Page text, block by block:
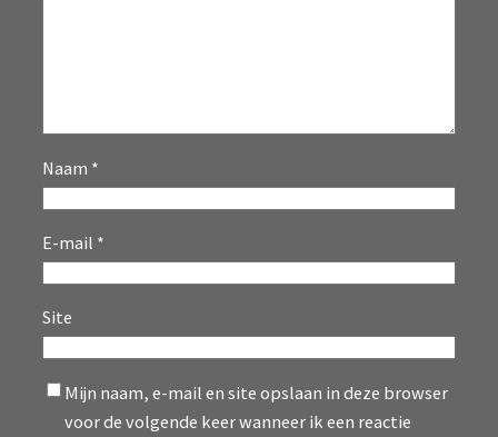
Naam *
E-mail *
Site
Mijn naam, e-mail en site opslaan in deze browser
voor de volgende keer wanneer ik een reactie